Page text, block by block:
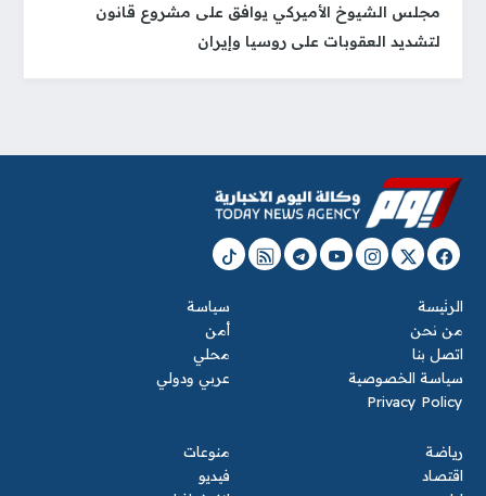
مجلس الشيوخ الأميركي يوافق على مشروع قانون
لتشديد العقوبات على روسيا وإيران
الرئيسة
من نحن
اتصل بنا
سياسة الخصوصية
Privacy Policy
سياسة
أمن
محلي
عربي ودولي
رياضة
اقتصاد
منوعات
فيديو